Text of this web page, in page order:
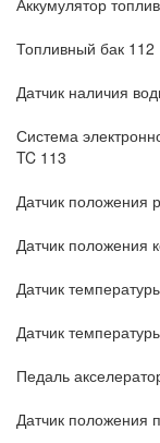
Аккумулятор
Топливный бак 112
Датчик наличия
Система
TC 113
Датчик положения
Датчик положения
Датчик
Датчик
Педаль
Датчик положения